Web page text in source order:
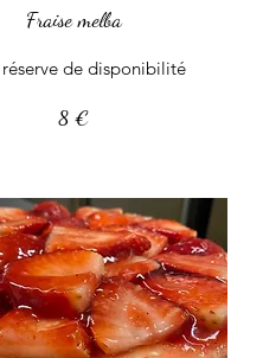
Fraise melba
réserve de disponibilité
8 €